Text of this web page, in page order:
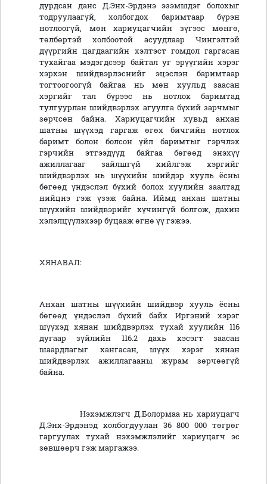
дурдсан данс Д.Энх-Эрдэнэ эзэмшдэг болохыг
тодруулаагүй, холбогдох баримтаар бүрэн
нотлоогүй, мөн хариуцагчийн зүгээс мөнгө,
төлбөртэй холбоотой асуудлаар Чингэлтэй
дүүргийн цагдаагийн хэлтэст гомдол гаргасан
тухайгаа мэдэгдсээр байтал уг эрүүгийн хэрэг
хэрхэн шийдвэрлэснийг эцэслэн баримтаар
тогтоогоогүй байгаа нь мөн хуульд заасан
хэргийг тал бүрээс нь нотлох баримтад
тулгуурлан шийдвэрлэх агуулга бүхий зарчмыг
зөрчсөн байна. Хариуцагчийн хувьд анхан
шатны шүүхэд гаргаж өгөх бичгийн нотлох
баримт болон болсон үйл баримтыг гэрчлэх
гэрчийн этгээдүүд байгаа бөгөөд энэхүү
ажиллагааг зайлшгүй хийлгэж хэргийг
шийдвэрлэх нь шүүхийн шийдэр хууль ёсны
бөгөөд үндэслэл бүхий болох хуулийн заалтад
нийцнэ гэж үзэж байна. Иймд анхан шатны
шүүхийн шийдвэрийг хүчингүй болгож, дахин
хэлэлцүүлэхээр буцааж өгнө үү гэжээ.
ХЯНАВАЛ:
Анхан шатны шүүхийн шийдвэр хууль ёсны
бөгөөд үндэслэл бүхий байх Иргэний хэрэг
шүүхэд хянан шийдвэрлэх тухай хуулийн 116
дугаар зүйлийн 116.2 дахь хэсэгт заасан
шаардлагыг хангасан, шүүх хэрэг хянан
шийдвэрлэх ажиллагааны журам зөрчөөгүй
байна.
Нэхэмжлэгч Д.Болормаа нь хариуцагч
Д.Энх-Эрдэнэд холбогдуулан 36 800 000 төгрөг
гаргуулах тухай нэхэмжлэлийг хариуцагч эс
зөвшөөрч гэж маргажээ.